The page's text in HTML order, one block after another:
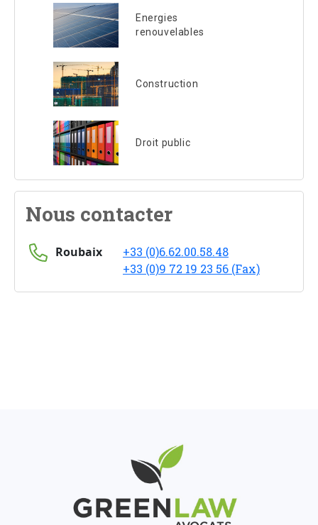
Energies
renouvelables
Construction
Droit public
Nous contacter
Roubaix
+33 (0)6.62.00.58.48
+33 (0)9 72 19 23 56 (Fax)